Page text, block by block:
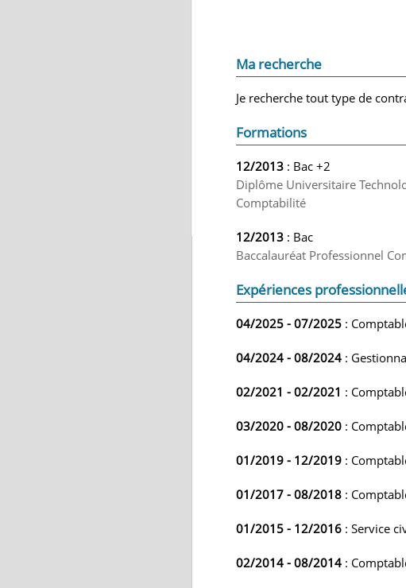
Ma recherche
Je recherche tout type de
Formations
12/2013 : Bac +2
Diplôme Universitaire
Comptabilité
12/2013 : Bac
Baccalauréat Professionnel
Expériences
04/2025 - 07/2025 :
04/2024 - 08/2024 :
02/2021 - 02/2021 :
03/2020 - 08/2020 :
01/2019 - 12/2019 :
01/2017 - 08/2018 :
01/2015 - 12/2016 : Service
02/2014 - 08/2014 :